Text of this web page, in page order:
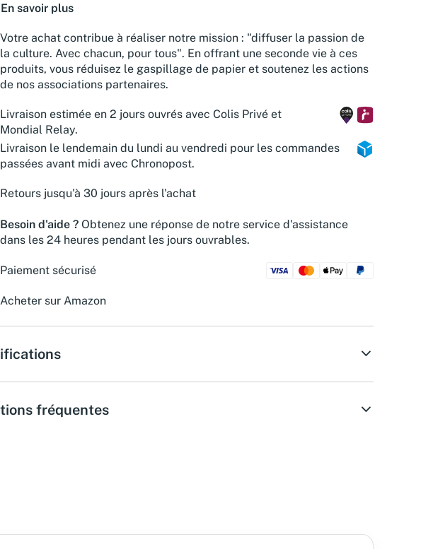
En savoir plus
Votre achat contribue à réaliser notre mission : "diffuser la passion de
la culture. Avec chacun, pour tous". En offrant une seconde vie à ces
produits, vous réduisez le gaspillage de papier et soutenez les actions
de nos associations partenaires.
Livraison estimée en 2 jours ouvrés avec Colis Privé et
Mondial Relay.
Livraison le lendemain du lundi au vendredi pour les commandes
passées avant midi avec Chronopost.
Retours jusqu'à 30 jours après l'achat
Besoin d'aide ? Obtenez une réponse de notre service d'assistance
dans les 24 heures pendant les jours ouvrables.
Paiement sécurisé
Acheter sur Amazon
fréquentes